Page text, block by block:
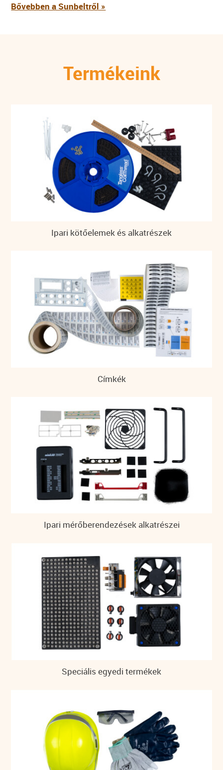
Bővebben a Sunbeltről »
Termékeink
Ipari kötőelemek és alkatrészek
Címkék
Ipari mérőberendezések alkatrészei
Speciális egyedi termékek